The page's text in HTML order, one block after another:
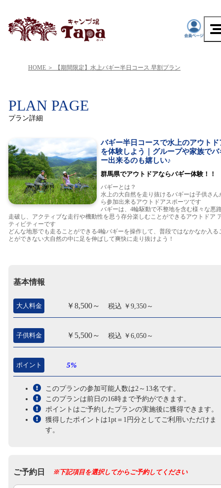
HOME 【期間限定】水上バギー半日コース 早割プラン
PLAN PAGE
プラン詳細
バギー半日コースで水上のアウトド
を体験しよう｜グループや家族でバ
ー出来るのも嬉しい♪
群馬県でアウトドアならバギー体験！！
バギーとは？
水上の大自然を走り抜けるバギーは子供さん
ら参加出来るアウトドアスポーツです
バギーは、4輪駆動で不整地を含む様々な悪
走破し、アクティブな走行や機動性を思う存分楽しむことができるアウトドア
ティビティーです
どんな地形でも走ることができる4輪バギーを操作して、普段ではなかなか入る
とができない大自然の中に足を伸ばして爽快に走り抜けよう！
基本情報
大人料金 ￥8,500～ 税込 ￥9,350～
子供料金 ￥5,500～ 税込 ￥6,050～
ポイント 5%
このプランの参加可能人数は2～13名です。
このプランは前日の16時まで予約ができます。
ポイントはご予約したプランの実施後に獲得できます。
獲得したポイントは1pt＝1円分としてご利用いただけま
す。
ご予約日 ※下記項目を選択してからご予約してください